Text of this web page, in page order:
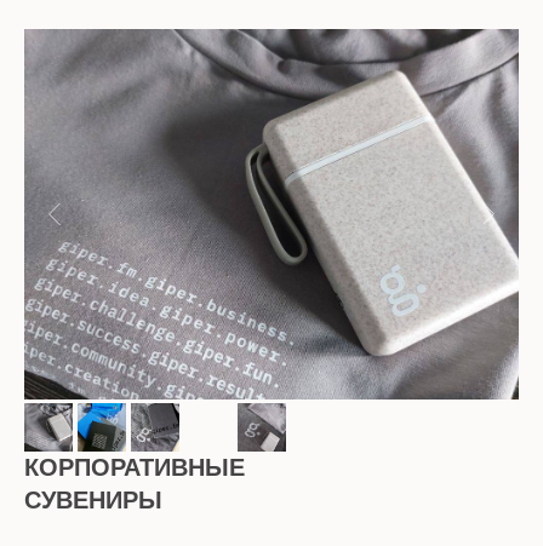
КОРПОРАТИВНЫЕ
СУВЕНИРЫ